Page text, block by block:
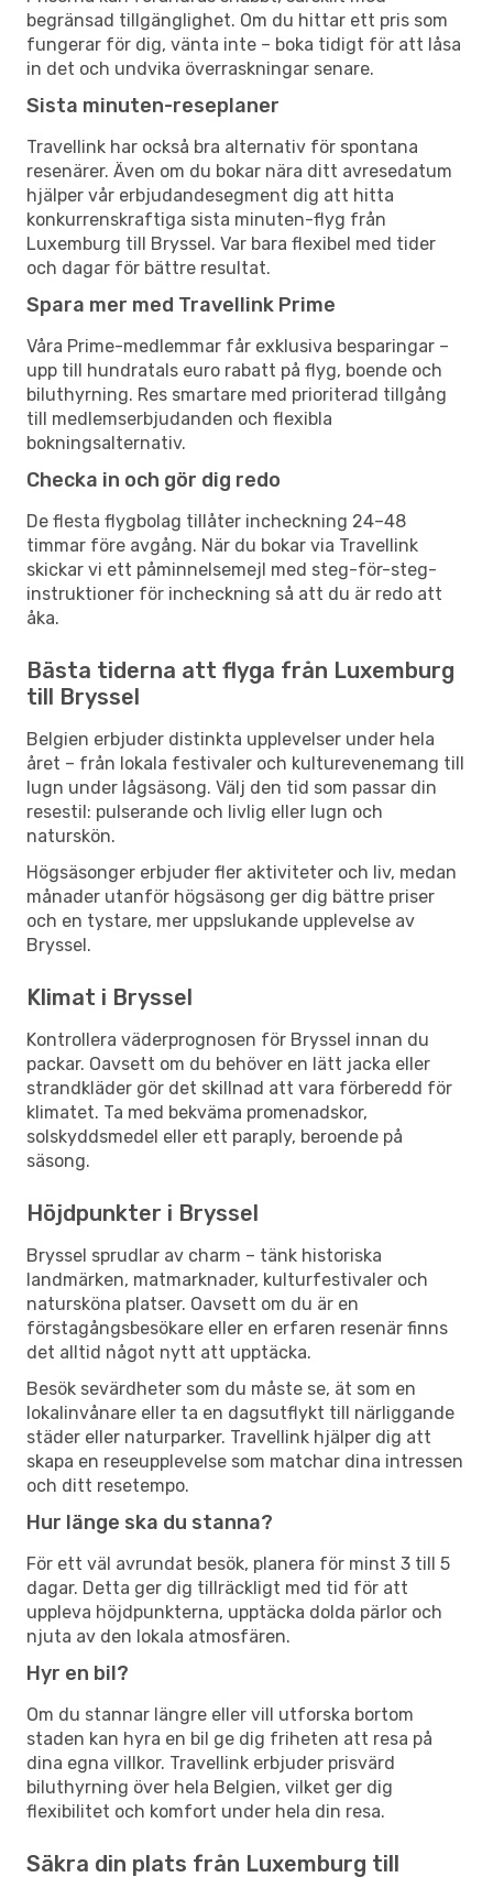
begränsad tillgänglighet. Om du hittar ett pris som
fungerar för dig, vänta inte – boka tidigt för att låsa
in det och undvika överraskningar senare.
Sista minuten-reseplaner
Travellink har också bra alternativ för spontana
resenärer. Även om du bokar nära ditt avresedatum
hjälper vår erbjudandesegment dig att hitta
konkurrenskraftiga sista minuten-flyg från
Luxemburg till Bryssel. Var bara flexibel med tider
och dagar för bättre resultat.
Spara mer med Travellink Prime
Våra Prime-medlemmar får exklusiva besparingar –
upp till hundratals euro rabatt på flyg, boende och
biluthyrning. Res smartare med prioriterad tillgång
till medlemserbjudanden och flexibla
bokningsalternativ.
Checka in och gör dig redo
De flesta flygbolag tillåter incheckning 24–48
timmar före avgång. När du bokar via Travellink
skickar vi ett påminnelsemejl med steg-för-steg-
instruktioner för incheckning så att du är redo att
åka.
Bästa tiderna att flyga från Luxemburg
till Bryssel
Belgien erbjuder distinkta upplevelser under hela
året – från lokala festivaler och kulturevenemang till
lugn under lågsäsong. Välj den tid som passar din
resestil: pulserande och livlig eller lugn och
naturskön.
Högsäsonger erbjuder fler aktiviteter och liv, medan
månader utanför högsäsong ger dig bättre priser
och en tystare, mer uppslukande upplevelse av
Bryssel.
Klimat i Bryssel
Kontrollera väderprognosen för Bryssel innan du
packar. Oavsett om du behöver en lätt jacka eller
strandkläder gör det skillnad att vara förberedd för
klimatet. Ta med bekväma promenadskor,
solskyddsmedel eller ett paraply, beroende på
säsong.
Höjdpunkter i Bryssel
Bryssel sprudlar av charm – tänk historiska
landmärken, matmarknader, kulturfestivaler och
natursköna platser. Oavsett om du är en
förstagångsbesökare eller en erfaren resenär finns
det alltid något nytt att upptäcka.
Besök sevärdheter som du måste se, ät som en
lokalinvånare eller ta en dagsutflykt till närliggande
städer eller naturparker. Travellink hjälper dig att
skapa en reseupplevelse som matchar dina intressen
och ditt resetempo.
Hur länge ska du stanna?
För ett väl avrundat besök, planera för minst 3 till 5
dagar. Detta ger dig tillräckligt med tid för att
uppleva höjdpunkterna, upptäcka dolda pärlor och
njuta av den lokala atmosfären.
Hyr en bil?
Om du stannar längre eller vill utforska bortom
staden kan hyra en bil ge dig friheten att resa på
dina egna villkor. Travellink erbjuder prisvärd
biluthyrning över hela Belgien, vilket ger dig
flexibilitet och komfort under hela din resa.
Säkra din plats från Luxemburg till